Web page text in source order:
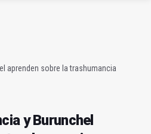
aprenden sobre la trashumancia
y Burunchel